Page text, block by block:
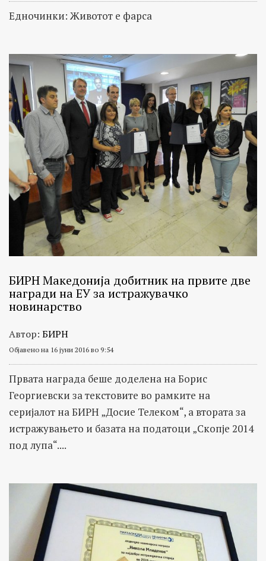
Едночинки: Животот е фарса
БИРН Македонија добитник на првите две
награди на ЕУ за истражувачко
новинарство
Автор: БИРН
Објавено на 16 јуни 2016 во 9:54
Првата награда беше доделена на Борис
Георгиевски за текстовите во рамките на
серијалот на БИРН „Досие Телеком“, а втората за
истражувањето и базата на податоци „Скопје 2014
под лупа“....